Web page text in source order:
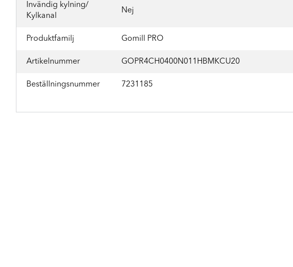
Invändig kylning/
Kylkanal
Nej
Produktfamilj Gomill PRO
Artikelnummer GOPR4CH0400N011HBMKCU20
Beställningsnummer 7231185